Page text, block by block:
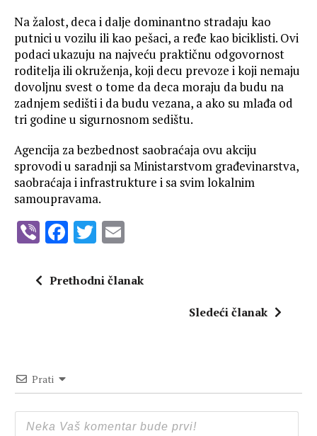
Na žalost, deca i dalje dominantno stradaju kao
putnici u vozilu ili kao pešaci, a ređe kao biciklisti. Ovi
podaci ukazuju na najveću praktičnu odgovornost
roditelja ili okruženja, koji decu prevoze i koji nemaju
dovoljnu svest o tome da deca moraju da budu na
zadnjem sedišti i da budu vezana, a ako su mlađa od
tri godine u sigurnosnom sedištu.
Agencija za bezbednost saobraćaja ovu akciju
sprovodi u saradnji sa Ministarstvom građevinarstva,
saobraćaja i infrastrukture i sa svim lokalnim
samoupravama.
V
er
F
ce
T
it ai
Prethodni članak
Sledeći članak
Prati